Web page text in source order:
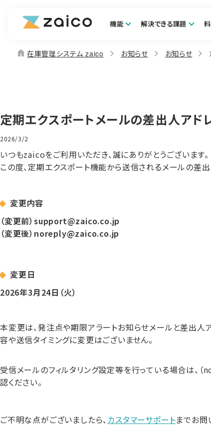
機能 解決できる課題
home 在庫管理システム zaico お知らせ お知らせ
定期エクスポートメールの差出人アド
2026/3/2
いつもzaicoをご利用いただき、誠にありがとうございます。
この度、定期エクスポート機能から送信されるメールの差
変更内容
（変更前）support@zaico.co.jp
（変更後）noreply@zaico.co.jp
変更日
2026年3月24日（火）
本変更は、発注点や期限アラートお知らせメールと差出人
容や送信タイミングに変更はございません。
受信メールのフィルタリング設定等を行っている場合は、
認ください。
ご不明な点がございましたら、 カスタマーサポートまでお問